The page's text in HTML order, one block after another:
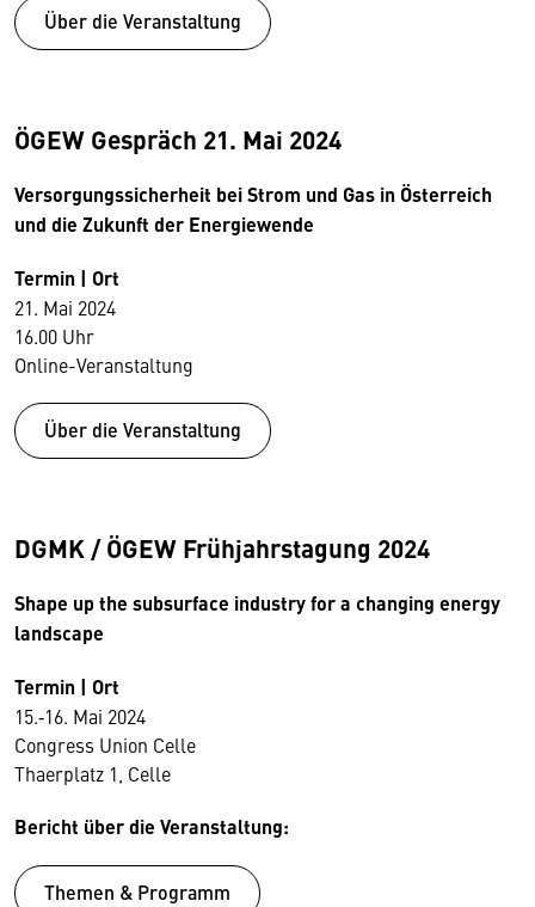
Über die Veranstaltung
ÖGEW Gespräch 21. Mai 2024
Versorgungssicherheit bei Strom und Gas in Österreich
und die Zukunft der Energiewende
Termin | Ort
21. Mai 2024
16.00 Uhr
Online-Veranstaltung
Über die Veranstaltung
DGMK / ÖGEW Frühjahrstagung 2024
Shape up the subsurface industry for a changing energy
landscape
Termin | Ort
15.‑16. Mai 2024
Congress Union Celle
Thaerplatz 1, Celle
Bericht über die Veranstaltung:
Themen & Programm